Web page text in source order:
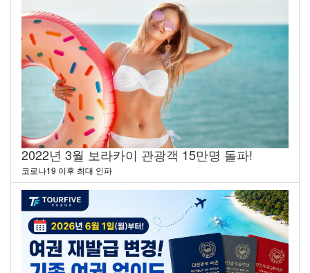
2022년 3월 보라카이 관광객 15만명 돌파!
코로나19 이후 최대 인파